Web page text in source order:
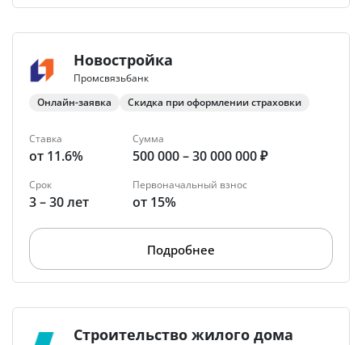
Новостройка
Промсвязьбанк
Онлайн-заявка
Скидка при оформлении страховки
Ставка
от 11.6%
Сумма
500 000 – 30 000 000 ₽
Срок
3 – 30 лет
Первоначальный взнос
от 15%
Подробнее
Строительство жилого дома